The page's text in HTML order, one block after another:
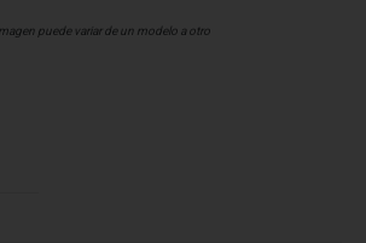
puede variar de un modelo a otro